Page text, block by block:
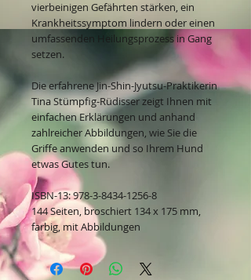
vierbeinigen Gefährten stärken, ein
Krankheitssymptom lindern oder einen
umfassenden Heilungsprozess in Gang
setzen.
Die erfahrene Jin-Shin-Jyutsu-Praktikerin
Tina Stümpfig-Rüdisser zeigt Ihnen mit
einfachen Erklärungen und anhand
zahlreicher Abbildungen, wie Sie die
Griffe anwenden und so Ihrem Hund
etwas Gutes tun.
ISBN-13: 978-3-8434-1256-8
144 Seiten, broschiert 134 x 175 mm,
farbig, mit Abbildungen